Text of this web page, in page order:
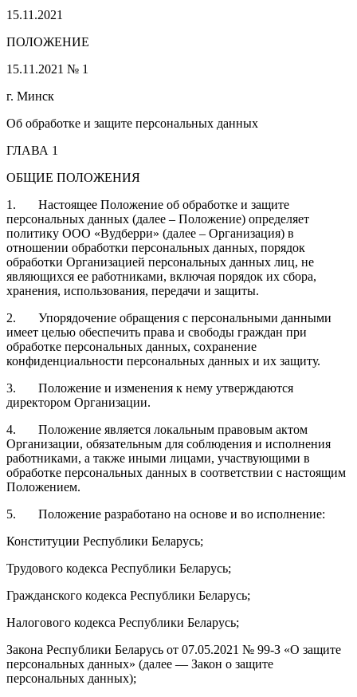
15.11.2021
ПОЛОЖЕНИЕ
15.11.2021 № 1
г. Минск
Об обработке и защите персональных данных
ГЛАВА 1
ОБЩИЕ ПОЛОЖЕНИЯ
1. Настоящее Положение об обработке и защите
персональных данных (далее – Положение) определяет
политику ООО «Вудберри» (далее – Организация) в
отношении обработки персональных данных, порядок
обработки Организацией персональных данных лиц, не
являющихся ее работниками, включая порядок их сбора,
хранения, использования, передачи и защиты.
2. Упорядочение обращения с персональными данными
имеет целью обеспечить права и свободы граждан при
обработке персональных данных, сохранение
конфиденциальности персональных данных и их защиту.
3. Положение и изменения к нему утверждаются
директором Организации.
4. Положение является локальным правовым актом
Организации, обязательным для соблюдения и исполнения
работниками, а также иными лицами, участвующими в
обработке персональных данных в соответствии с настоящим
Положением.
5. Положение разработано на основе и во исполнение:
Конституции Республики Беларусь;
Трудового кодекса Республики Беларусь;
Гражданского кодекса Республики Беларусь;
Налогового кодекса Республики Беларусь;
Закона Республики Беларусь от 07.05.2021 № 99-З «О защите
персональных данных» (далее — Закон о защите
персональных данных);